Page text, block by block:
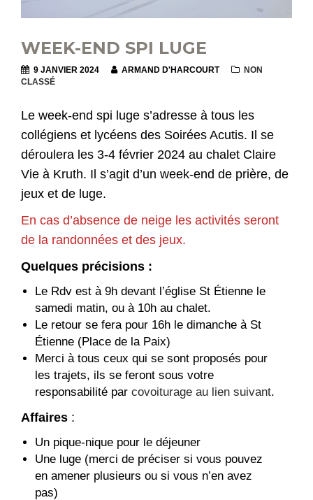
WEEK-END SPI LUGE
9 JANVIER 2024 ARMAND D'HARCOURT
NON
CLASSÉ
Le week-end spi luge s’adresse à tous les
collégiens et lycéens des Soirées Acutis. Il se
déroulera les 3-4 février 2024 au chalet Claire
Vie à Kruth. Il s’agit d’un week-end de prière, de
jeux et de luge.
En cas d’absence de neige les activités seront
de la randonnées et des jeux.
Quelques précisions :
Le Rdv est à 9h devant l’église St Étienne le
samedi matin, ou à 10h au chalet.
Le retour se fera pour 16h le dimanche à St
Étienne (Place de la Paix)
Merci à tous ceux qui se sont proposés pour
les trajets, ils se feront sous votre
responsabilité par covoiturage au lien suivant.
Affaires :
Un pique-nique pour le déjeuner
Une luge (merci de préciser si vous pouvez
en amener plusieurs ou si vous n’en avez
pas)